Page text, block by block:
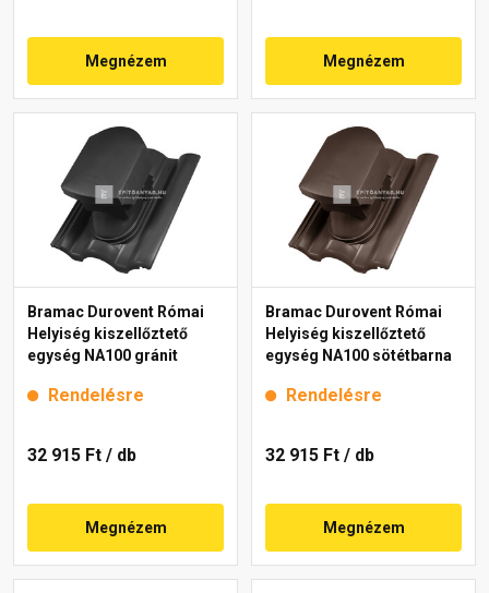
Megnézem Megnézem
Bramac Durovent Római
Helyiség kiszellőztető
egység NA100 gránit
Rendelésre
32 915 Ft / db
Megnézem
Bramac Durovent Római
Helyiség kiszellőztető
egység NA100 sötétbarna
Rendelésre
32 915 Ft / db
Megnézem